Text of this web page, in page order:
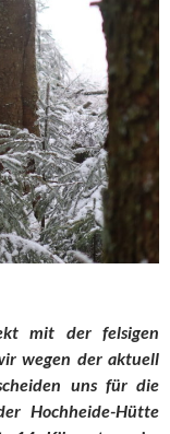
mit der felsigen
wegen der aktuell
uns für die
Hochheide-Hütte